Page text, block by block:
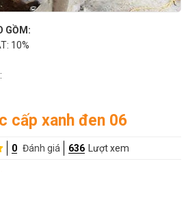
GỒM:
10%
cấp xanh đen 06
0 Đánh giá 636 Lượt xem